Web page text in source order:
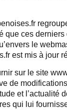
que ces
le
est mis à jour
sur le site
de
et l’actualité
qui lui